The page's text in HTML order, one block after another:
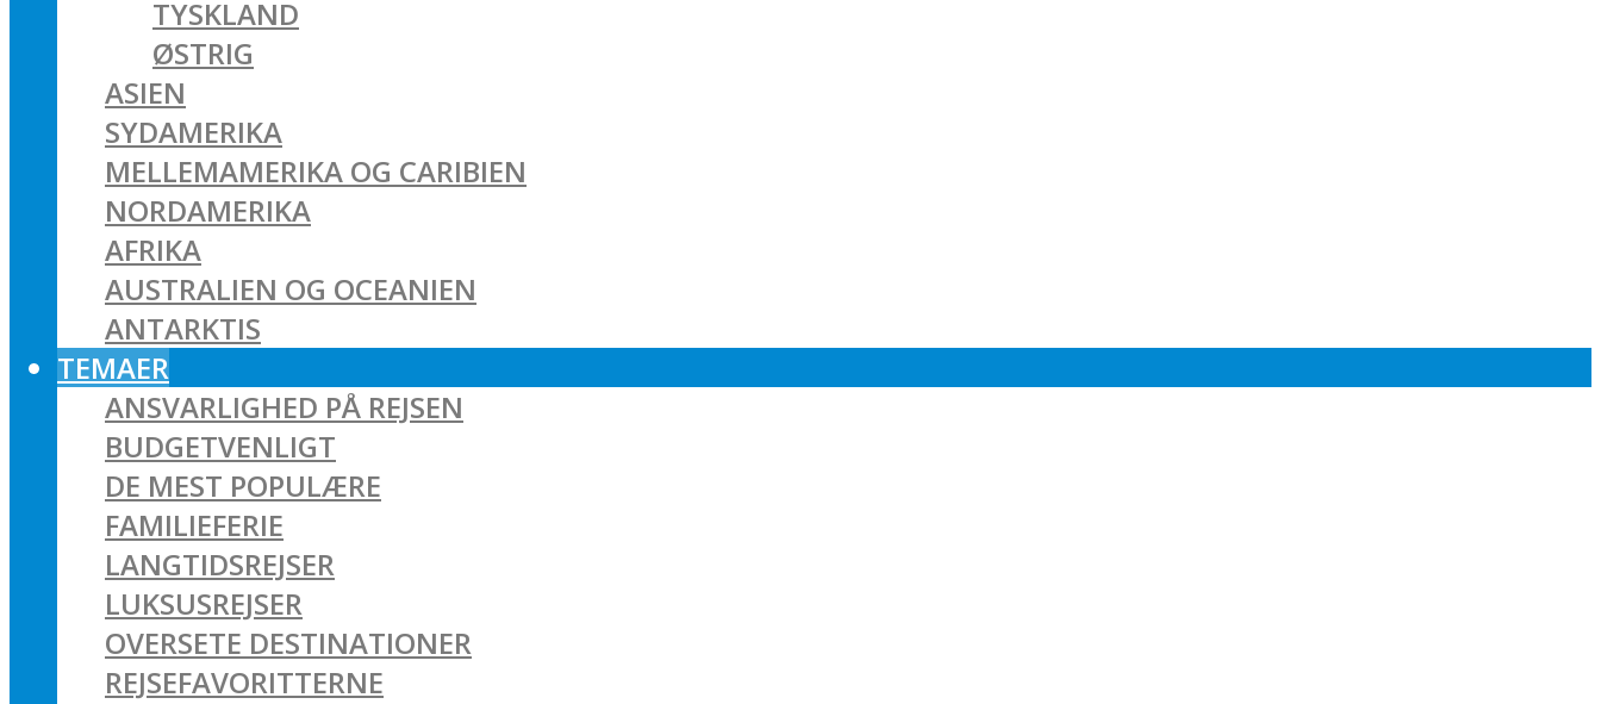
TYSKLAND
ØSTRIG
ASIEN
SYDAMERIKA
MELLEMAMERIKA OG CARIBIEN
NORDAMERIKA
AFRIKA
AUSTRALIEN OG OCEANIEN
ANTARKTIS
TEMAER
ANSVARLIGHED PÅ REJSEN
BUDGETVENLIGT
DE MEST POPULÆRE
FAMILIEFERIE
LANGTIDSREJSER
LUKSUSREJSER
OVERSETE DESTINATIONER
REJSEFAVORITTERNE